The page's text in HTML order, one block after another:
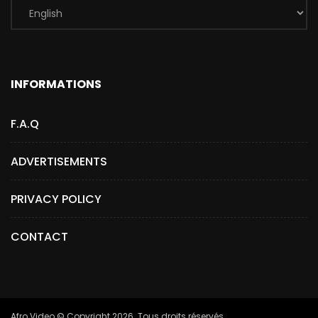
INFORMATIONS
F.A.Q
ADVERTISEMENTS
PRIVACY POLICY
CONTACT